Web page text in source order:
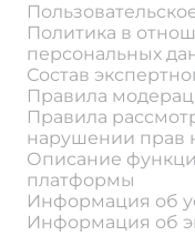
Политика в
персональных
Состав
Правила
Правила
нарушении прав
Описание
платформы
Информация об
Информация об